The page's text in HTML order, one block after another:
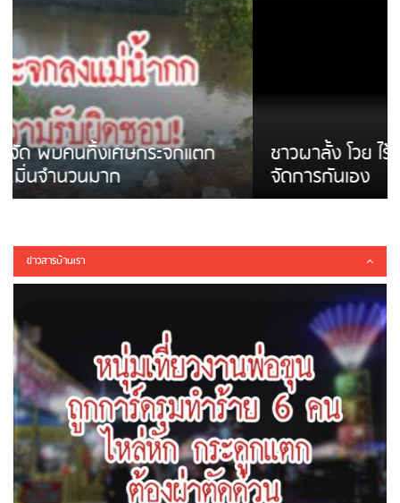
ชาวผาลั้ง โวย ไร้หน่วยงานดูแล ดินสไลด์ ต้อง
จัดการกันเอง
ข่าวสารบ้านเรา